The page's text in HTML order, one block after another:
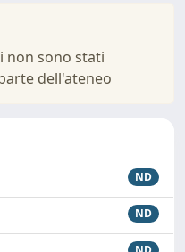
non sono stati
dell'ateneo
ND
ND